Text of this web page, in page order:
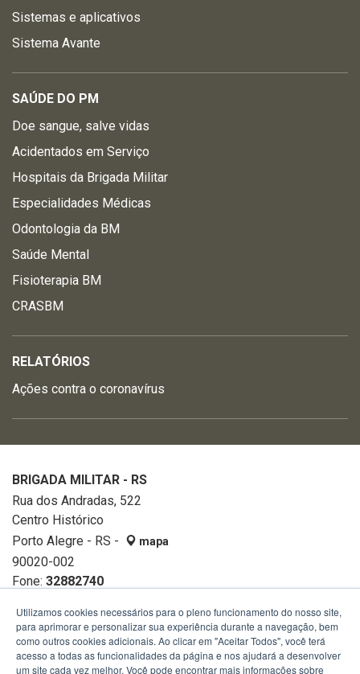
Sistemas e aplicativos
Sistema Avante
SAÚDE DO PM
Doe sangue, salve vidas
Acidentados em Serviço
Hospitais da Brigada Militar
Especialidades Médicas
Odontologia da BM
Saúde Mental
Fisioterapia BM
CRASBM
RELATÓRIOS
Ações contra o coronavírus
BRIGADA MILITAR - RS
Rua dos Andradas, 522
Centro Histórico
Porto Alegre - RS -
mapa
90020-002
Fone: 32882740
Utilizamos cookies necessários para o pleno funcionamento do nosso site,
para aprimorar e personalizar sua experiência durante a navegação, bem
como outros cookies adicionais. Ao clicar em "Aceitar Todos", você terá
acesso a todas as funcionalidades da página e nos ajudará a desenvolver
um site cada vez melhor. Você pode encontrar mais informações sobre